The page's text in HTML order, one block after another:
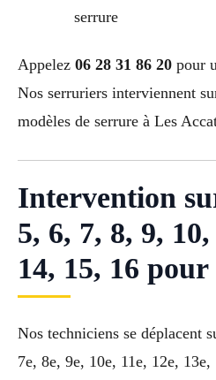
serrure
Appelez 06 28 31 86 20 pour
Nos serruriers interviennent
modèles de serrure à Les
Intervention
5, 6, 7, 8, 9,
14, 15, 16 pour
Nos techniciens se déplacent
7e, 8e, 9e, 10e, 11e, 12e,